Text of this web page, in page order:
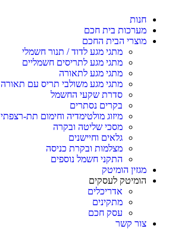
חנות
מערכות בית חכם
מוצרי הבית החכם
מתגי מגע לדוד / תנור חשמלי
מתגי מגע לתריסים חשמליים
מתגי מגע לתאורה
מתגי מגע משולבי תריס עם תאורה
סדרת שקעי החשמל
בקרים נסתרים
מיזוג מולטימדיה וחימום תת-רצפתי
מסכי שליטה ובקרה
גלאים וחיישנים
מצלמות ובקרת כניסה
התקני חשמל נוספים
מגזין הומיטק
הומיטק לעסקים
אדריכלים
מתקינים
עסק חכם
צור קשר